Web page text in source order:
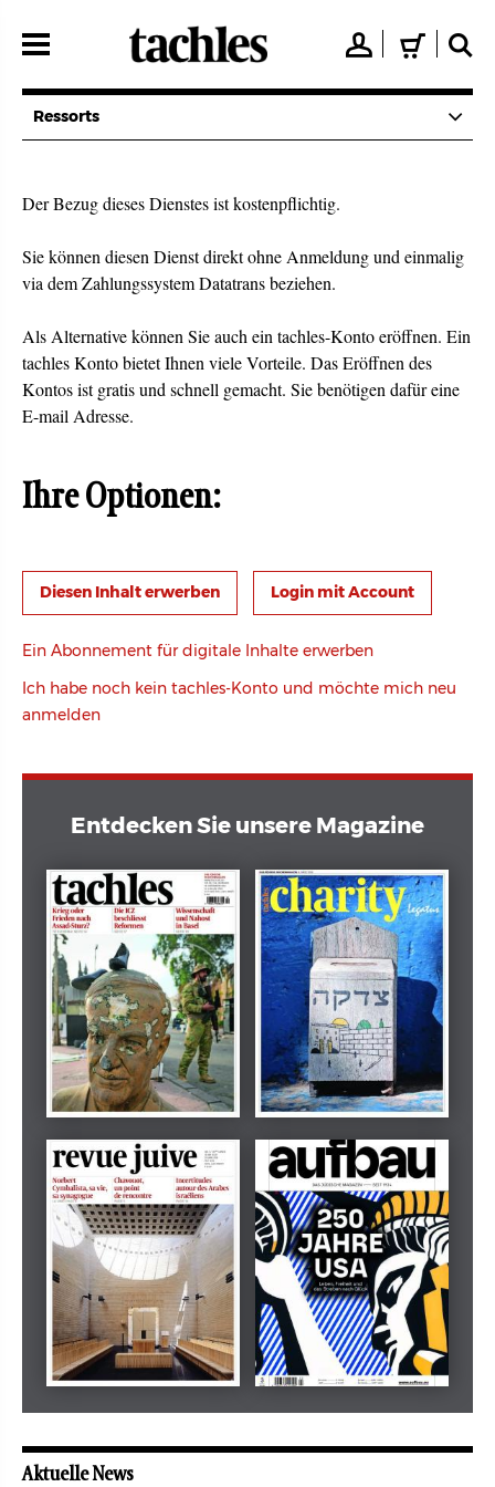
zum
👤 🛒 🔍
Ressorts
Der Bezug dieses Dienstes ist kostenpflichtig.
Sie können diesen Dienst direkt ohne Anmeldung und einmalig
via dem Zahlungssystem Datatrans beziehen.
Als Alternative können Sie auch ein tachles-Konto eröffnen. Ein
tachles Konto bietet Ihnen viele Vorteile. Das Eröffnen des
Kontos ist gratis und schnell gemacht. Sie benötigen dafür eine
E-mail Adresse.
Ihre Optionen:
Login mit Account
Ein Abonnement für digitale Inhalte erwerben
Ich habe noch kein tachles-Konto und möchte mich neu
anmelden
Entdecken Sie unsere Magazine
Dezember 2024
tachles
März 2026
Beilage
revue juive aufbau
Aktuelle News